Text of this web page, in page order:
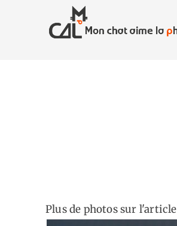
Plus de photos sur l'article